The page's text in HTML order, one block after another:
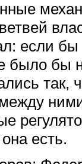
если
было бы
так,
есть.